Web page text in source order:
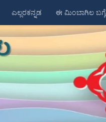
ಎಲ್ಲರಕನ್ನಡ ಈ ಮಿಂಬಾಗಿಲ ಬಗ್ಗೆ